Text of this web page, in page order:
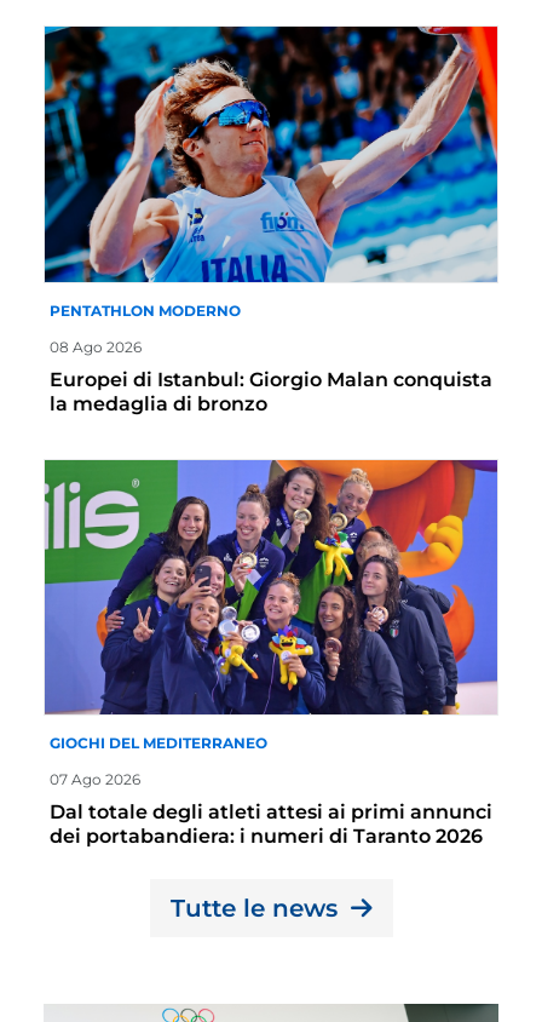
PENTATHLON MODERNO
08 Ago 2026
Europei di Istanbul: Giorgio Malan conquista
la medaglia di bronzo
GIOCHI DEL MEDITERRANEO
07 Ago 2026
Dal totale degli atleti attesi ai primi annunci
dei portabandiera: i numeri di Taranto 2026
Tutte le news